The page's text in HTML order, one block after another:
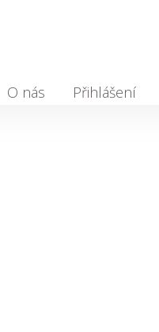
O nás Přihlášení